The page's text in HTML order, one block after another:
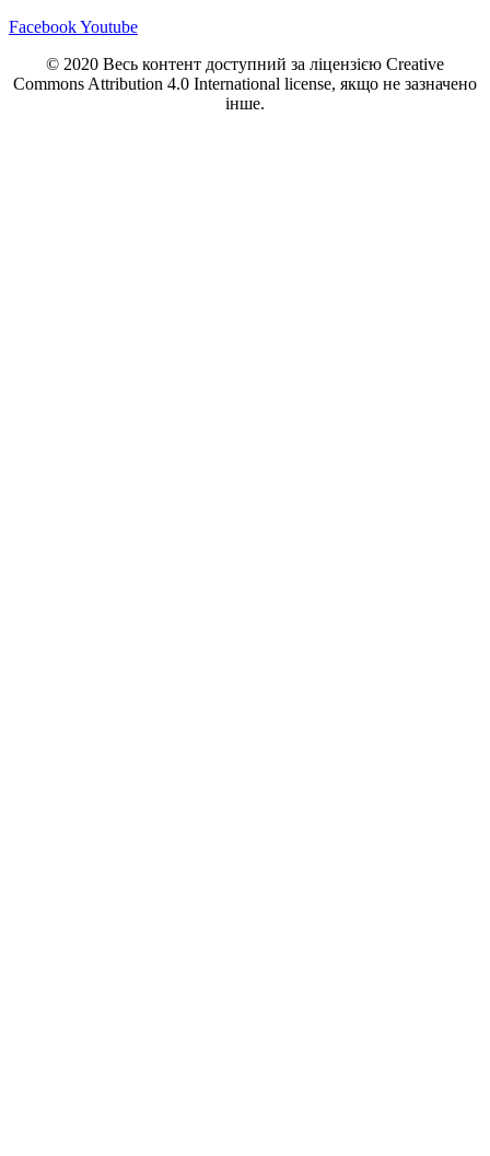
FacebookYoutube
© 2020 Весь контент доступний за ліцензією Creative
Commons Attribution 4.0 International license, якщо не зазначено
інше.